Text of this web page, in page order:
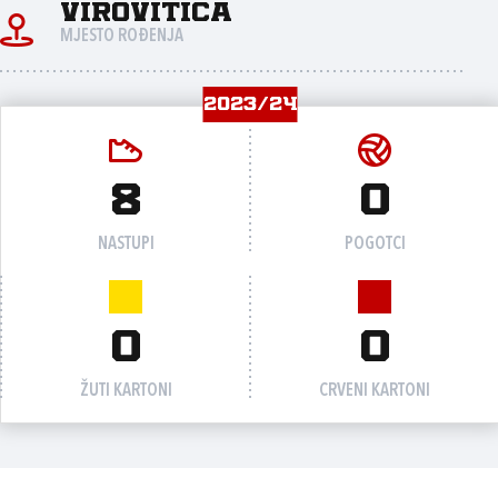
Virovitica
MJESTO ROĐENJA
2023/24
8
NASTUPI
0
POGOTCI
0
ŽUTI KARTONI
0
CRVENI KARTONI